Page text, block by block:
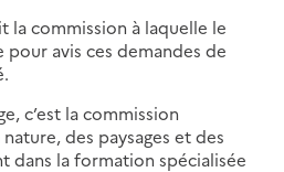
la commission à laquelle le
avis ces demandes de
c’est la commission
des paysages et des
dans la formation spécialisée